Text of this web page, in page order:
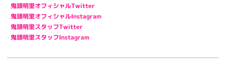
鬼頭明里オフィシャルTwitter
鬼頭明里オフィシャルInstagram
鬼頭明里スタッフTwitter
鬼頭明里スタッフInstagram